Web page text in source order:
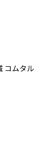
コムタル